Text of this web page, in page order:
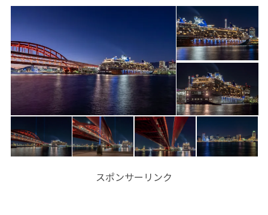
スポンサーリンク